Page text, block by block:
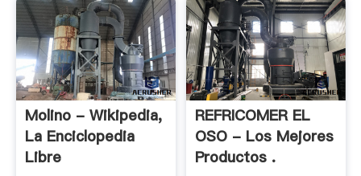
Molino - Wikipedia,
La Enciclopedia
Libre
REFRICOMER EL
OSO - Los Mejores
Productos .